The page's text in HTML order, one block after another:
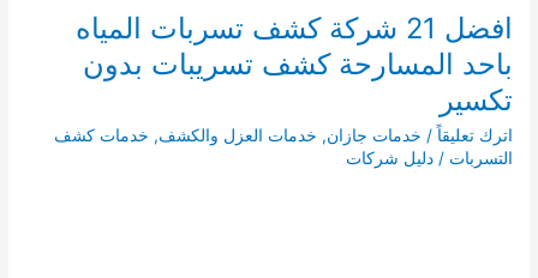
المياه
بالدائرة
0541008053
افضل 21 شركة كشف تسربات المياه
باحد المسارحة كشف تسريبات بدون
تكسير
اترك تعليقاً / خدمات جازان, خدمات العزل والكشف, خدمات كشف
التسربات /دليل شركات